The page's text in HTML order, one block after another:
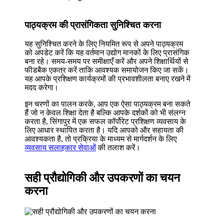
पाठ्यक्रम की प्रासंगिकता सुनिश्चित करना
यह सुनिश्चित करने के लिए नियमित रूप से अपने पाठ्यक्रम
को अपडेट करें कि यह वर्तमान उद्योग मानकों के लिए प्रासंगिक
बना रहे। समय-समय पर समीक्षाएँ करें और अपने शिक्षार्थियों से
फीडबैक एकत्र करें ताकि आवश्यक समायोजन किए जा सकें।
यह आपके प्रशिक्षण कार्यक्रमों की प्रभावशीलता बनाए रखने में
मदद करेगा।
इन चरणों का पालन करके, आप एक ऐसा पाठ्यक्रम बना सकते
हैं जो न केवल शिक्षा देता है बल्कि आपके दर्शकों को भी संलग्न
करता है, सिंगापुर में एक सफल कॉर्पोरेट प्रशिक्षण व्यवसाय के
लिए आधार स्थापित करता है। यदि आपको और सहायता की
आवश्यकता है, तो प्रक्रिया के माध्यम से मार्गदर्शन के लिए
व्यवसाय सलाहकार सेवाओंकी तलाश करें।
सही प्रौद्योगिकी और उपकरणों का चयन
करना